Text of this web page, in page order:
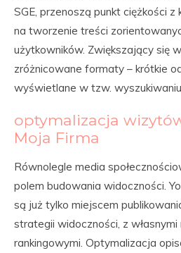
SGE, przenoszą punkt ciężkości z
na tworzenie treści
użytkowników. Zwiększający się
zróżnicowane formaty – krótkie
wyświetlane w tzw.
optymalizacja
Moja Firma
Równolegle media
polem budowania widoczności.
są już tylko miejscem
strategii widoczności, z własnymi
rankingowymi. Optymalizacja